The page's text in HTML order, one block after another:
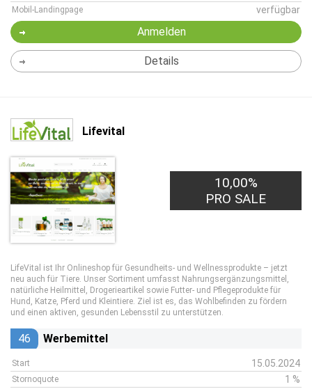
Mobil-Landingpage verfügbar
Anmelden
Details
Lifevital
10,00%
PRO SALE
LifeVital ist Ihr Onlineshop für Gesundheits- und Wellnessprodukte – jetzt
neu auch für Tiere. Unser Sortiment umfasst Nahrungsergänzungsmittel,
natürliche Heilmittel, Drogerieartikel sowie Futter- und Pflegeprodukte für
Hund, Katze, Pferd und Kleintiere. Ziel ist es, das Wohlbefinden zu fördern
und einen aktiven, gesunden Lebensstil zu unterstützen.
46 Werbemittel
Start 15.05.2024
Stornoquote 1 %